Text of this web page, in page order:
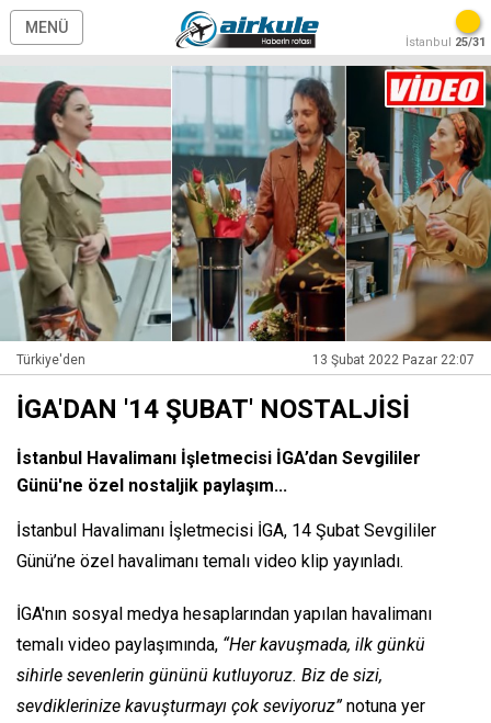
MENÜ
İstanbul 25/31
Türkiye'den 13 Şubat 2022 Pazar 22:07
İGA'DAN '14 ŞUBAT' NOSTALJİSİ
İstanbul Havalimanı İşletmecisi İGA’dan Sevgililer
Günü'ne özel nostaljik paylaşım...
İstanbul Havalimanı İşletmecisi İGA, 14 Şubat Sevgililer
Günü’ne özel havalimanı temalı video klip yayınladı.
İGA'nın sosyal medya hesaplarından yapılan havalimanı
temalı video paylaşımında, “Her kavuşmada, ilk günkü
sihirle sevenlerin gününü kutluyoruz. Biz de sizi,
sevdiklerinize kavuşturmayı çok seviyoruz”notuna yer